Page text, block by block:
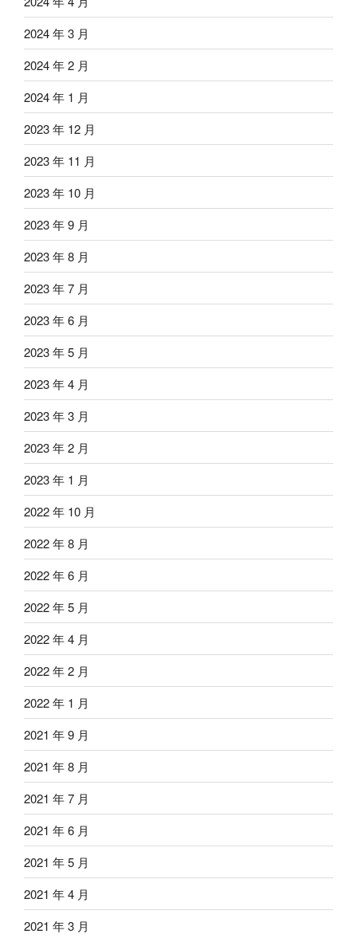
2024 年 3 月
2024 年 2 月
2024 年 1 月
2023 年 12 月
2023 年 11 月
2023 年 10 月
2023 年 9 月
2023 年 8 月
2023 年 7 月
2023 年 6 月
2023 年 5 月
2023 年 4 月
2023 年 3 月
2023 年 2 月
2023 年 1 月
2022 年 10 月
2022 年 8 月
2022 年 6 月
2022 年 5 月
2022 年 4 月
2022 年 2 月
2022 年 1 月
2021 年 9 月
2021 年 8 月
2021 年 7 月
2021 年 6 月
2021 年 5 月
2021 年 4 月
2021 年 3 月